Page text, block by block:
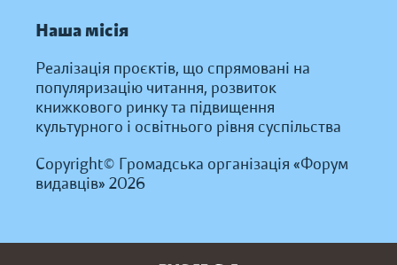
Наша місія
Реалізація проєктів, що спрямовані на
популяризацію читання, розвиток
книжкового ринку та підвищення
культурного і освітнього рівня суспільства
Copyright© Громадська організація «Форум
видавців» 2026